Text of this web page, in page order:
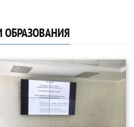
ОБРАЗОВАНИЯ